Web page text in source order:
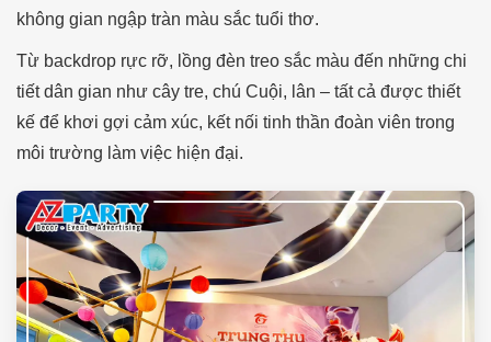
không gian ngập tràn màu sắc tuổi thơ.
Từ backdrop rực rỡ, lồng đèn treo sắc màu đến những chi
tiết dân gian như cây tre, chú Cuội, lân – tất cả được thiết
kế để khơi gợi cảm xúc, kết nối tinh thần đoàn viên trong
môi trường làm việc hiện đại.